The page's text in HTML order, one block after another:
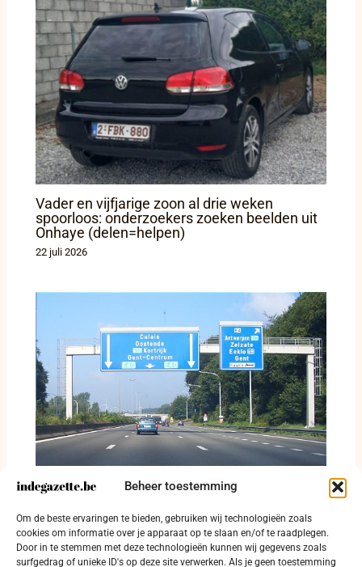
Beheer toestemming
Om de beste ervaringen te bieden, gebruiken wij technologieën zoals
cookies om informatie over je apparaat op te slaan en/of te raadplegen.
Door in te stemmen met deze technologieën kunnen wij gegevens zoals
surfgedrag of unieke ID's op deze site verwerken. Als je geen toestemming
Vader en vijfjarige zoon al drie weken
spoorloos: onderzoekers zoeken beelden uit
Onhaye (delen=helpen)
22 juli 2026
Camionette rijdt in op vrachtwagen op de R4
rond Gent
21 juli 2026